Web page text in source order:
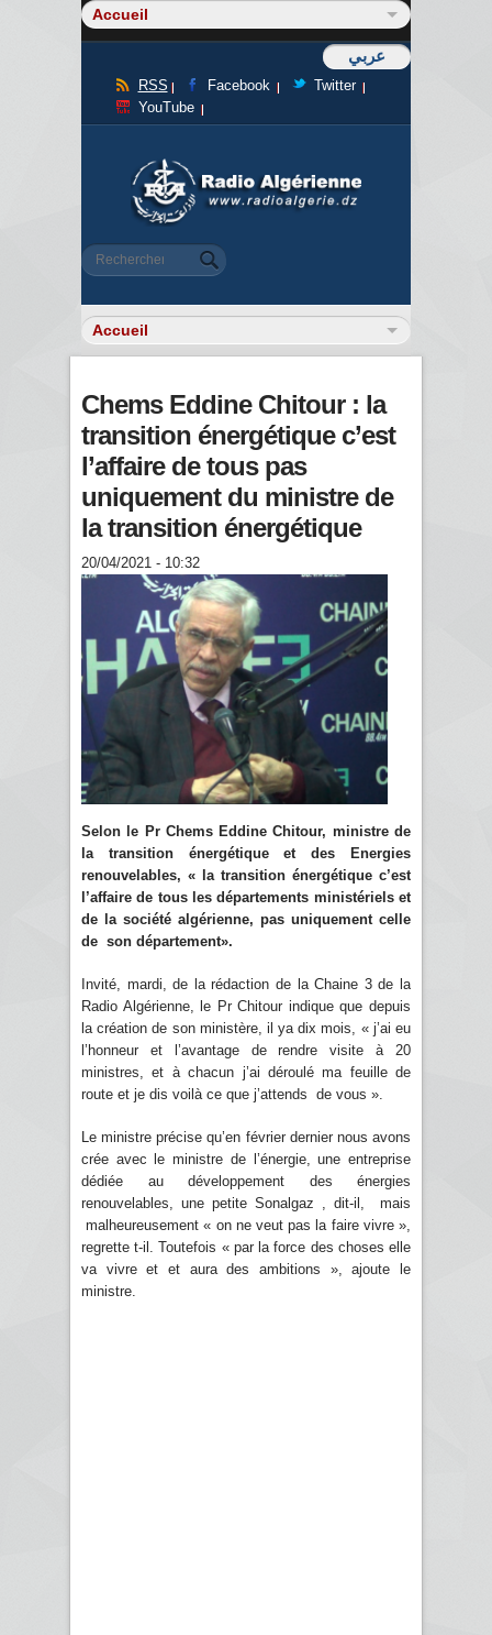
عربي
RSS Facebook
Twitter
YouTube
Formulaire de recherche
Rechercher
Chems Eddine Chitour : la
transition énergétique c’est
l’affaire de tous pas
uniquement du ministre de
la transition énergétique
20/04/2021 - 10:32
Selon le Pr Chems Eddine Chitour, ministre de
la transition énergétique et des Energies
renouvelables, « la transition énergétique c’est
l’affaire de tous les départements ministériels et
de la société algérienne, pas uniquement celle
de son département».
Invité, mardi, de la rédaction de la Chaine 3 de la
Radio Algérienne, le Pr Chitour indique que depuis
la création de son ministère, il ya dix mois, « j’ai eu
l’honneur et l’avantage de rendre visite à 20
ministres, et à chacun j’ai déroulé ma feuille de
route et je dis voilà ce que j’attends de vous ».
Le ministre précise qu’en février dernier nous avons
crée avec le ministre de l’énergie, une entreprise
dédiée au développement des énergies
renouvelables, une petite Sonalgaz , dit-il, mais
malheureusement « on ne veut pas la faire vivre »,
regrette t-il. Toutefois « par la force des choses elle
va vivre et et aura des ambitions », ajoute le
ministre.